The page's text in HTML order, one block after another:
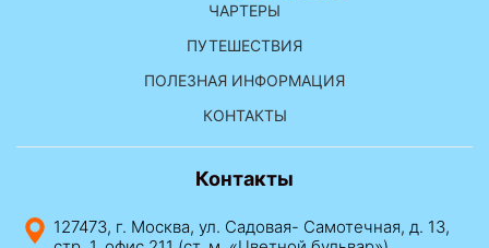
ЧАРТЕРЫ
ПУТЕШЕСТВИЯ
ПОЛЕЗНАЯ ИНФОРМАЦИЯ
КОНТАКТЫ
Контакты
127473, г. Москва, ул. Садовая- Самотечная, д. 13,